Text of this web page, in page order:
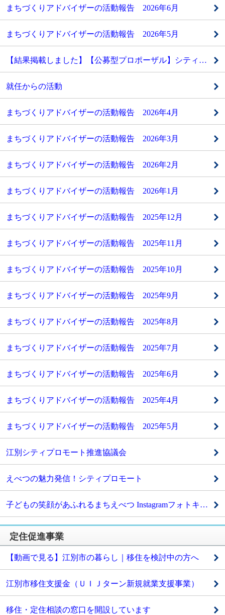
まちづくりアドバイザーの活動報告 2026年6月
まちづくりアドバイザーの活動報告 2026年5月
【結果掲載しました】【公募型プロポーザル】シティプロモーションチームによる魅力発信業務委託
就任からの活動
まちづくりアドバイザーの活動報告 2026年4月
まちづくりアドバイザーの活動報告 2026年3月
まちづくりアドバイザーの活動報告 2026年2月
まちづくりアドバイザーの活動報告 2026年1月
まちづくりアドバイザーの活動報告 2025年12月
まちづくりアドバイザーの活動報告 2025年11月
まちづくりアドバイザーの活動報告 2025年10月
まちづくりアドバイザーの活動報告 2025年9月
まちづくりアドバイザーの活動報告 2025年8月
まちづくりアドバイザーの活動報告 2025年7月
まちづくりアドバイザーの活動報告 2025年6月
まちづくりアドバイザーの活動報告 2025年4月
まちづくりアドバイザーの活動報告 2025年5月
江別シティプロモート推進協議会
えべつの魅力発信！シティプロモート
子どもの笑顔があふれるまちえべつ Instagramフォトキャンペーン2024 開催結果
定住促進事業
【動画で見る】江別市の暮らし｜移住を検討中の方へ
江別市移住支援金（ＵＩＪターン新規就業支援事業）
移住・定住相談の窓口を開設しています